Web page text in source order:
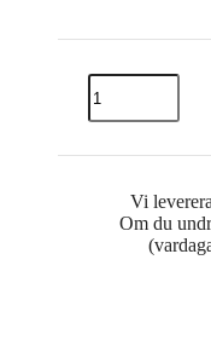
Vi
Om du